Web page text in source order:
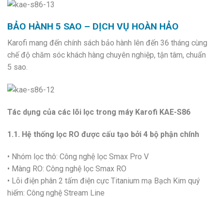
BẢO HÀNH 5 SAO – DỊCH VỤ HOÀN HẢO
Karofi mang đến chính sách bảo hành lên đến 36 tháng cùng
chế độ chăm sóc khách hàng chuyên nghiệp, tận tâm, chuẩn
5 sao.
Tác dụng của các lõi lọc trong máy Karofi KAE-S86
1.1. Hệ thống lọc RO được cấu tạo bởi 4 bộ phận chính
• Nhóm lọc thô: Công nghệ lọc Smax Pro V
• Màng RO: Công nghệ lọc Smax RO
• Lõi điện phân 2 tấm điện cực Titanium mạ Bạch Kim quý
hiếm: Công nghệ Stream Line